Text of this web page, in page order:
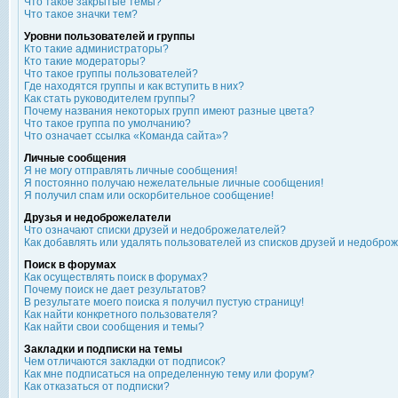
Что такое значки тем?
Уровни пользователей и группы
Кто такие администраторы?
Кто такие модераторы?
Что такое группы пользователей?
Где находятся группы и как вступить в них?
Как стать руководителем группы?
Почему названия некоторых групп имеют разные цвета?
Что такое группа по умолчанию?
Что означает ссылка «Команда сайта»?
Личные сообщения
Я не могу отправлять личные сообщения!
Я постоянно получаю нежелательные личные сообщения!
Я получил спам или оскорбительное сообщение!
Друзья и недоброжелатели
Что означают списки друзей и недоброжелателей?
Как добавлять или удалять пользователей из списков друзей и
Поиск в форумах
Как осуществлять поиск в форумах?
Почему поиск не дает результатов?
В результате моего поиска я получил пустую страницу!
Как найти конкретного пользователя?
Как найти свои сообщения и темы?
Закладки и подписки на темы
Чем отличаются закладки от подписок?
Как мне подписаться на определенную тему или форум?
Как отказаться от подписки?